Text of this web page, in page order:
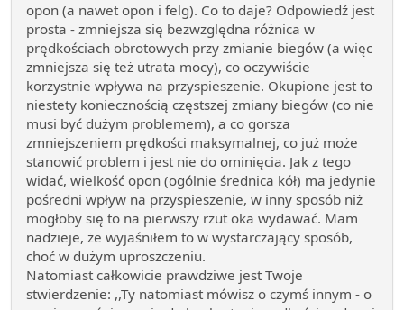
opon (a nawet opon i felg). Co to daje? Odpowiedź jest
prosta - zmniejsza się bezwzględna różnica w
prędkościach obrotowych przy zmianie biegów (a więc
zmniejsza się też utrata mocy), co oczywiście
korzystnie wpływa na przyspieszenie. Okupione jest to
niestety koniecznością częstszej zmiany biegów (co nie
musi być dużym problemem), a co gorsza
zmniejszeniem prędkości maksymalnej, co już może
stanowić problem i jest nie do ominięcia. Jak z tego
widać, wielkość opon (ogólnie średnica kół) ma jedynie
pośredni wpływ na przyspieszenie, w inny sposób niż
mogłoby się to na pierwszy rzut oka wydawać. Mam
nadzieje, że wyjaśniłem to w wystarczający sposób,
choć w dużym uproszczeniu.
Natomiast całkowicie prawdziwe jest Twoje
stwierdzenie: ,,Ty natomiast mówisz o czymś innym - o